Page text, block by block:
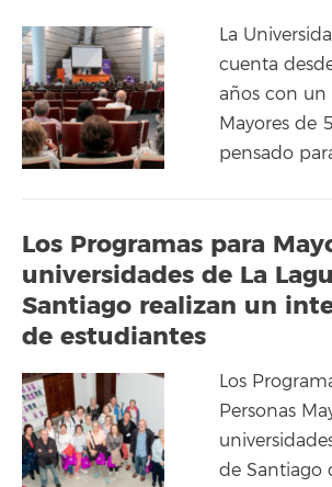
La
cuenta
años con un
Mayores de
pensado
Los Programas para
universidades de La
Santiago realizan un
de estudiantes
Los
Personas
de Santiago